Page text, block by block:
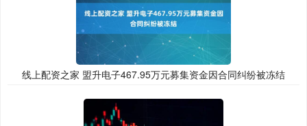
线上配资之家 盟升电子467.95万元募集资金因合同纠纷被冻结